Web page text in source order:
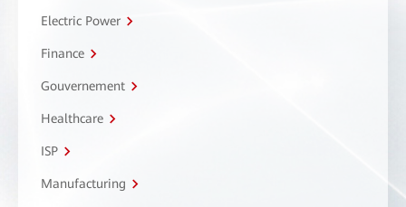
Electric Power
Finance
Gouvernement
Healthcare
ISP
Manufacturing